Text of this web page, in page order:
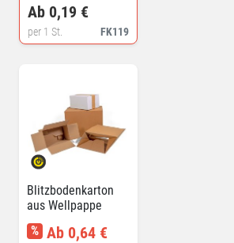
FK119
Ab 0,19 €
per 1 St.
Blitzbodenkarton
aus Wellpappe
% Ab 0,64 €